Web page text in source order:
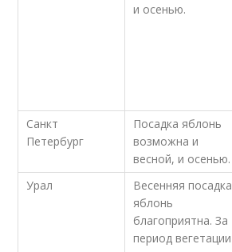
и осенью.
Санкт
Петербург
Посадка яблонь
возможна и
весной, и осенью.
Урал
Весенняя посадка
яблонь
благоприятна. За
период вегетации